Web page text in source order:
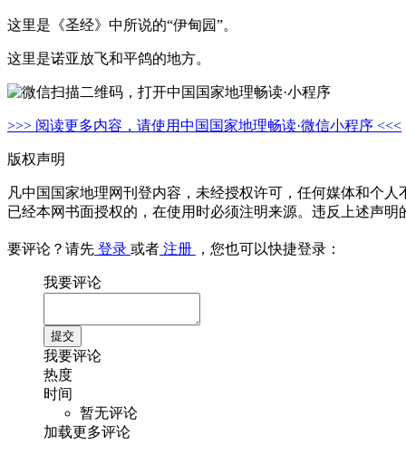
这里是《圣经》中所说的“伊甸园”。
这里是诺亚放飞和平鸽的地方。
>>> 阅读更多内容，请使用中国国家地理畅读·微信小程序 <<<
版权声明
凡中国国家地理网刊登内容，未经授权许可，任何媒体和个
已经本网书面授权的，在使用时必须注明来源。违反上述声
要评论？请先 登录 或者 注册 ，您也可以快捷登录：
我要评论
我要评论
热度
时间
暂无评论
加载更多评论